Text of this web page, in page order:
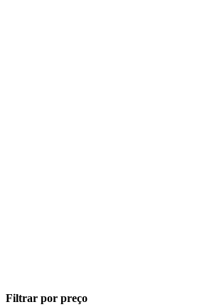
Filtrar por preço